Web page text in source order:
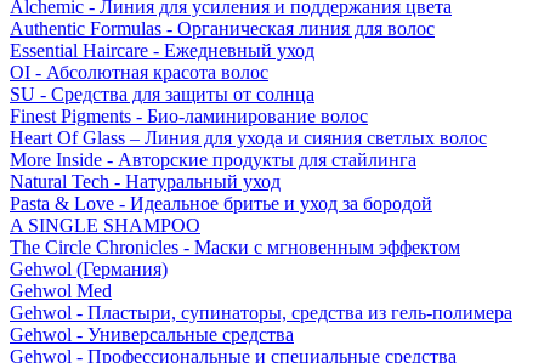
Alchemic - Линия для усиления и поддержания цвета
Authentic Formulas - Органическая линия для волос
Essential Haircare - Eжедневный уход
OI - Абсолютная красота волос
SU - Средства для защиты от солнца
Finest Pigments - Био-ламинирование волос
Heart Of Glass – Линия для ухода и сияния светлых волос
More Inside - Авторские продукты для стайлинга
Natural Tech - Натуральный уход
Pasta & Love - Идеальное бритье и уход за бородой
A SINGLE SHAMPOO
The Circle Chronicles - Маски с мгновенным эффектом
Gehwol (Германия)
Gehwol Med
Gehwol - Пластыри, супинаторы, средства из гель-полимера
Gehwol - Универсальные средства
Gehwol - Профессиональные и специальные средства